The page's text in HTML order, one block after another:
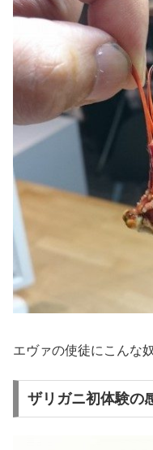
エヴァの使徒にこんな
ザリガニ初体験の